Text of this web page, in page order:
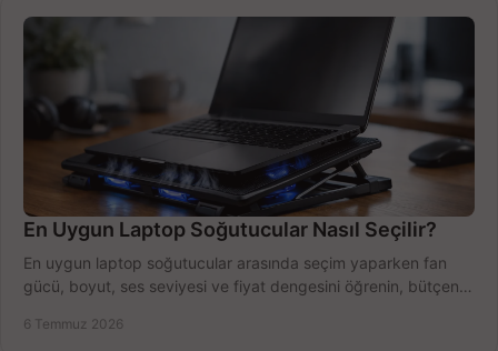
En Uygun Laptop Soğutucular Nasıl Seçilir?
En uygun laptop soğutucular arasında seçim yaparken fan
gücü, boyut, ses seviyesi ve fiyat dengesini öğrenin, bütçenizi
6 Temmuz 2026